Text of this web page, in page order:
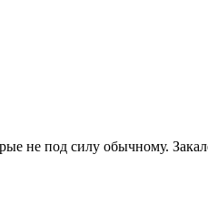
не под силу обычному.